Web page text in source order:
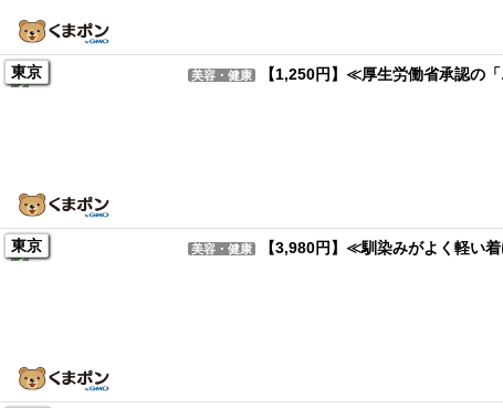
東京
美容・健康 【1,250円】≪厚生労働省承認の
東京
美容・健康 【3,980円】≪馴染みがよく軽い